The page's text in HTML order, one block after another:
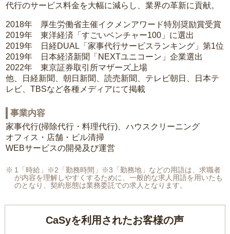
代行のサービス料金を大幅に減らし、業界の革新に貢献。
2018年 厚生労働省主催イクメンアワード特別奨励賞受賞
2019年 東洋経済「すごいベンチャー100」に選出
2019年 日経DUAL「家事代行サービスランキング」第1位
2019年 日本経済新聞「NEXTユニコーン」企業選出
2022年 東京証券取引所マザーズ上場
他、日経新聞、朝日新聞、読売新聞、テレビ朝日、日本テ
レビ、TBSなど各種メディアにて掲載
事業内容
家事代行(掃除代行・料理代行)、ハウスクリーニング
オフィス・店舗・ビル清掃
WEBサービスの開発及び運営
1「時給」※2「勤務時間」※3「勤務地」などの用語は、求職者
が内容を理解しやすくするために、一般的な求人用語を用いたも
のとなり、契約形態は業務委託での求人となります。
CaSyを利用されたお客様の声